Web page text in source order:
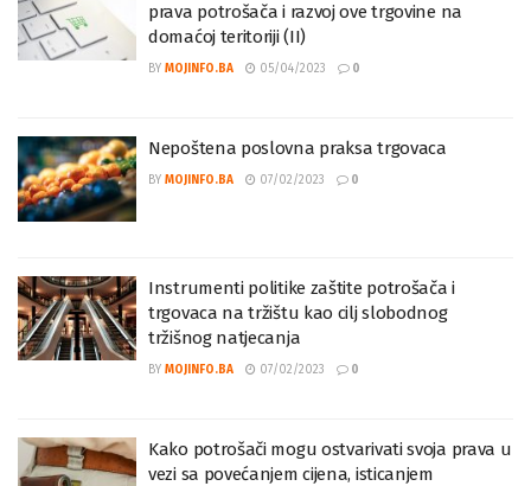
prava potrošača i razvoj ove trgovine na
domaćoj teritoriji (II)
BY MOJINFO.BA 05/04/2023 0
Nepoštena poslovna praksa trgovaca
BY MOJINFO.BA 07/02/2023 0
Instrumenti politike zaštite potrošača i
trgovaca na tržištu kao cilj slobodnog
tržišnog natjecanja
BY MOJINFO.BA 07/02/2023 0
Kako potrošači mogu ostvarivati svoja prava u
vezi sa povećanjem cijena, isticanjem